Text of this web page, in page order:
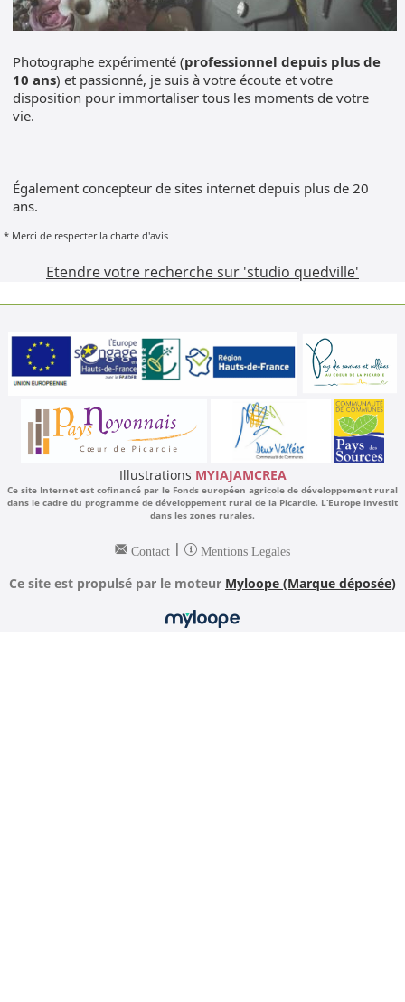
Photographe expérimenté (professionnel depuis plus de
10 ans) et passionné, je suis à votre écoute et votre
disposition pour immortaliser tous les moments de votre
vie.
Également concepteur de sites internet depuis plus de 20
ans.
* Merci de respecter la charte d'avis
Etendre votre recherche sur 'studio quedville'
Illustrations MYIAJAMCREA
Ce site Internet est cofinancé par le Fonds européen agricole de développement rural
dans le cadre du programme de développement rural de la Picardie. L’Europe investit
dans les zones rurales.
Contact | Mentions Legales
Ce site est propulsé par le moteur Myloope (Marque déposée)